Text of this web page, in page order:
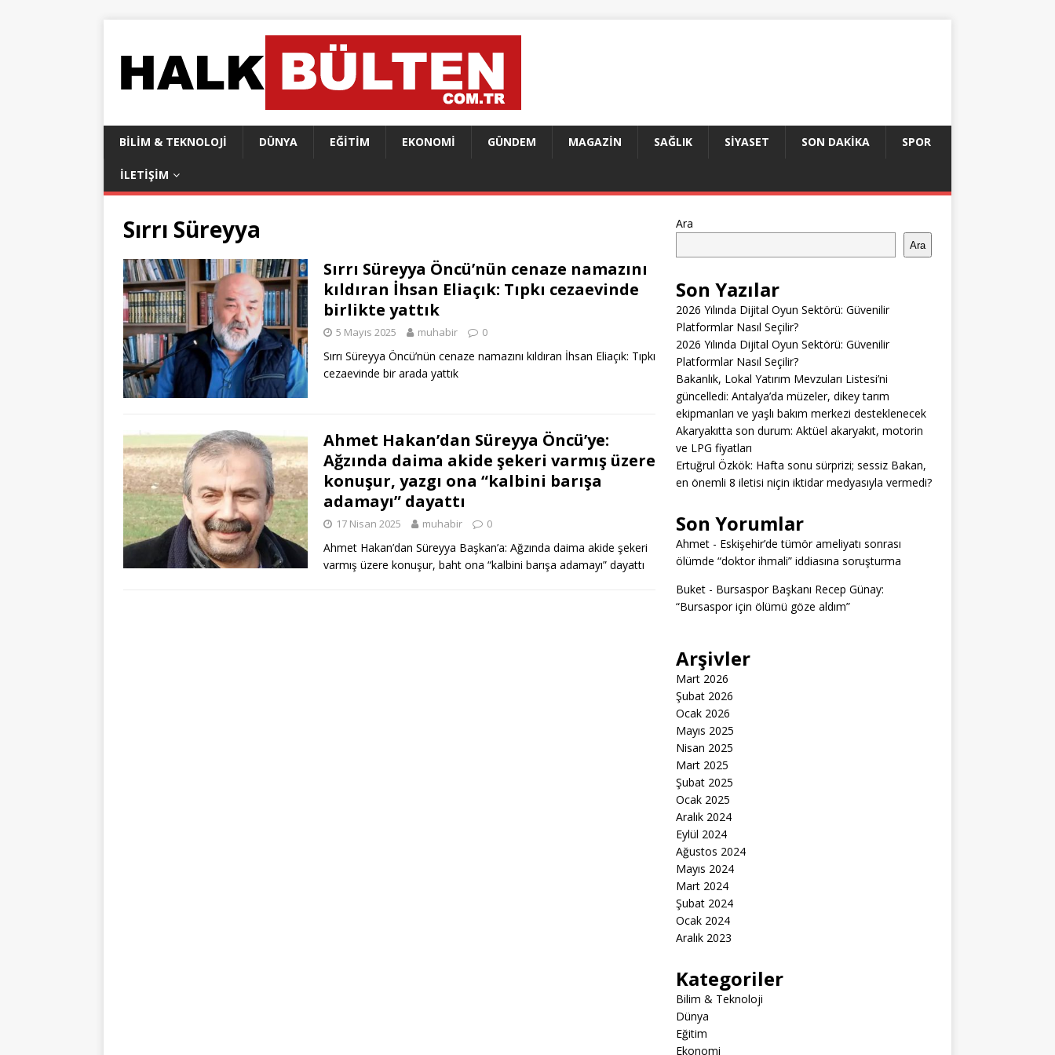
BILIM & TEKNOLOJI DÜNYA EĞITIM EKONOMI GÜNDEM MAGAZIN SAĞLIK SIYASET SON DAKIKA SPOR
İLETIŞIM
Sırrı Süreyya
Sırrı Süreyya Öncü’nün cenaze namazını
kıldıran İhsan Eliaçık: Tıpkı cezaevinde
birlikte yattık
5 Mayıs 2025 muhabir 0
Sırrı Süreyya Öncü’nün cenaze namazını kıldıran İhsan Eliaçık: Tıpkı
cezaevinde bir arada yattık
Ahmet Hakan’dan Süreyya Öncü’ye:
Ağzında daima akide şekeri varmış üzere
konuşur, yazgı ona “kalbini barışa
adamayı” dayattı
17 Nisan 2025 muhabir 0
Ahmet Hakan’dan Süreyya Başkan’a: Ağzında daima akide şekeri
varmış üzere konuşur, baht ona “kalbini barışa adamayı” dayattı
Ara
Ara
Son Yazılar
2026 Yılında Dijital Oyun Sektörü: Güvenilir
Platformlar Nasıl Seçilir?
2026 Yılında Dijital Oyun Sektörü: Güvenilir
Platformlar Nasıl Seçilir?
Bakanlık, Lokal Yatırım Mevzuları Listesi’ni
güncelledi: Antalya’da müzeler, dikey tarım
ekipmanları ve yaşlı bakım merkezi desteklenecek
Akaryakıtta son durum: Aktüel akaryakıt, motorin
ve LPG fiyatları
Ertuğrul Özkök: Hafta sonu sürprizi; sessiz Bakan,
en önemli 8 iletisi niçin iktidar medyasıyla vermedi?
Son Yorumlar
Ahmet- Eskişehir’de tümör ameliyatı sonrası
ölümde “doktor ihmali” iddiasına soruşturma
Buket- Bursaspor Başkanı Recep Günay:
“Bursaspor için ölümü göze aldım”
Arşivler
Mart 2026
Şubat 2026
Ocak 2026
Mayıs 2025
Nisan 2025
Mart 2025
Şubat 2025
Ocak 2025
Aralık 2024
Eylül 2024
Ağustos 2024
Mayıs 2024
Mart 2024
Şubat 2024
Ocak 2024
Aralık 2023
Kategoriler
Bilim & Teknoloji
Dünya
Eğitim
Ekonomi